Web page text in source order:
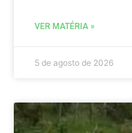
VER MATÉRIA »
5 de agosto de 2026